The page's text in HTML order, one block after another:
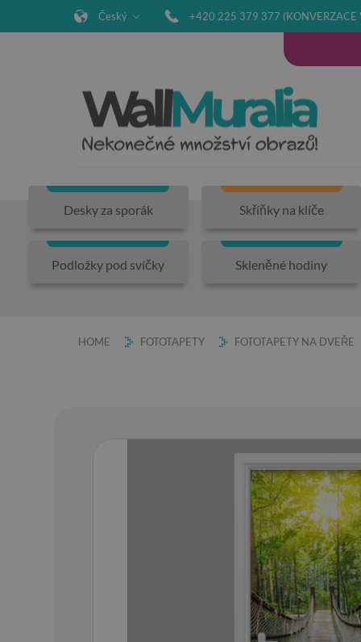
Český +420 225 379 377 (KONVERZACE
Desky za sporák Skříňky na klíče
Podložky pod svíčky Skleněné hodiny
HOME FOTOTAPETY FOTOTAPETY NA DVEŘE